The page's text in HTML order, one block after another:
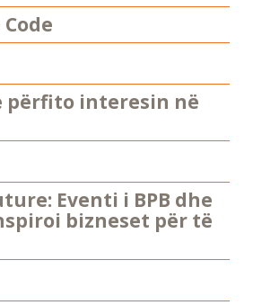
përfito interesin në
Eventi i BPB dhe
bizneset për të